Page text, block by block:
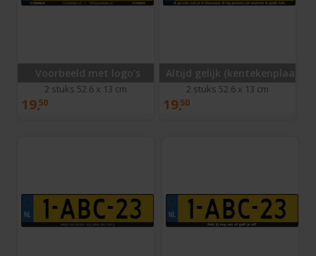
Voorbeeld met logo's
2 stuks 52.6 x 13 cm
19,50
Altijd gelijk
2 stuks 52.6 x 13 cm
19,50